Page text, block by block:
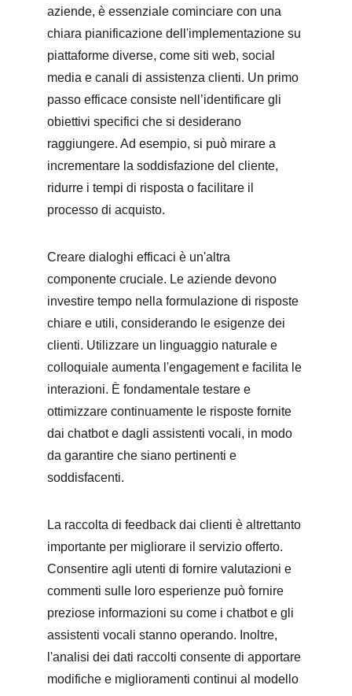
aziende, è essenziale cominciare con una
chiara pianificazione dell'implementazione su
piattaforme diverse, come siti web, social
media e canali di assistenza clienti. Un primo
passo efficace consiste nell’identificare gli
obiettivi specifici che si desiderano
raggiungere. Ad esempio, si può mirare a
incrementare la soddisfazione del cliente,
ridurre i tempi di risposta o facilitare il
processo di acquisto.
Creare dialoghi efficaci è un'altra
componente cruciale. Le aziende devono
investire tempo nella formulazione di risposte
chiare e utili, considerando le esigenze dei
clienti. Utilizzare un linguaggio naturale e
colloquiale aumenta l'engagement e facilita le
interazioni. È fondamentale testare e
ottimizzare continuamente le risposte fornite
dai chatbot e dagli assistenti vocali, in modo
da garantire che siano pertinenti e
soddisfacenti.
La raccolta di feedback dai clienti è altrettanto
importante per migliorare il servizio offerto.
Consentire agli utenti di fornire valutazioni e
commenti sulle loro esperienze può fornire
preziose informazioni su come i chatbot e gli
assistenti vocali stanno operando. Inoltre,
l'analisi dei dati raccolti consente di apportare
modifiche e miglioramenti continui al modello